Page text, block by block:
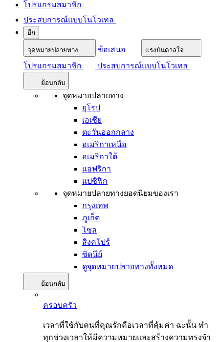
โปรแกรมสมาชิก
ประสบการณ์แบบโนโวเทล
อีก
จุดหมายปลายทาง ข้อเสนอ แรงบันดาลใจ
โปรแกรมสมาชิก ประสบการณ์แบบโนโวเทล
ย้อนกลับ
จุดหมายปลายทาง
ยุโรป
เอเชีย
ตะวันออกกลาง
อเมริกาเหนือ
อเมริกาใต้
แอฟริกา
แปซิฟิก
จุดหมายปลายทางยอดนิยมของเรา
กรุงเทพ
ภูเก็ต
โซล
สิงคโปร์
ซิดนีย์
ดูจุดหมายปลายทางทั้งหมด
ย้อนกลับ
ครอบครัว
เวลาที่ใช้กับคนที่คุณรักคือเวลาที่คุ้มค่า ฉะนั้น ทำ
ทุกช่วงเวลาให้มีความหมายและสร้างความทรงจำ